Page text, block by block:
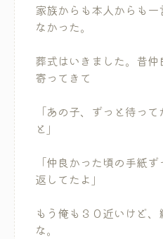
家族からも本人からも
なかった。
葬式はいきました。昔
寄ってきて
「あの子、ずっと待
と」
「仲良かった頃の手紙
返してたよ」
もう俺も３０近いけど
な。